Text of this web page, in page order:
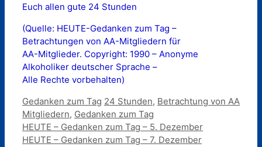
Euch allen gute 24 Stunden
(Quelle: HEUTE-Gedanken zum Tag –
Betrachtungen von AA-Mitgliedern für
AA-Mitglieder. Copyright: 1990 – Anonyme
Alkoholiker deutscher Sprache –
Alle Rechte vorbehalten)
Kategorien
Gedanken zum Tag Schlagwörter
24 Stunden, Betrachtung von AA
Mitgliedern, Gedanken zum Tag
HEUTE – Gedanken zum Tag – 5. Dezember
HEUTE – Gedanken zum Tag – 7. Dezember